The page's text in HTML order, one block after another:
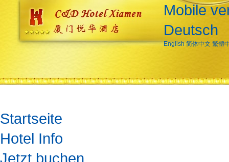
Mobile
Deutsch
English 简体中文 繁體
Startseite
Hotel Info
Jetzt buchen